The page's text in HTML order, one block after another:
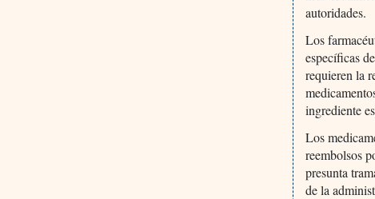
autoridades.
Los
específicas
requieren la
ingrediente
Los
reembolsos
presunta
de la